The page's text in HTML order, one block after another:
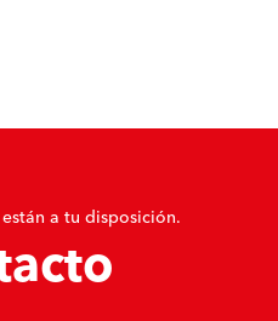
a tu disposición.